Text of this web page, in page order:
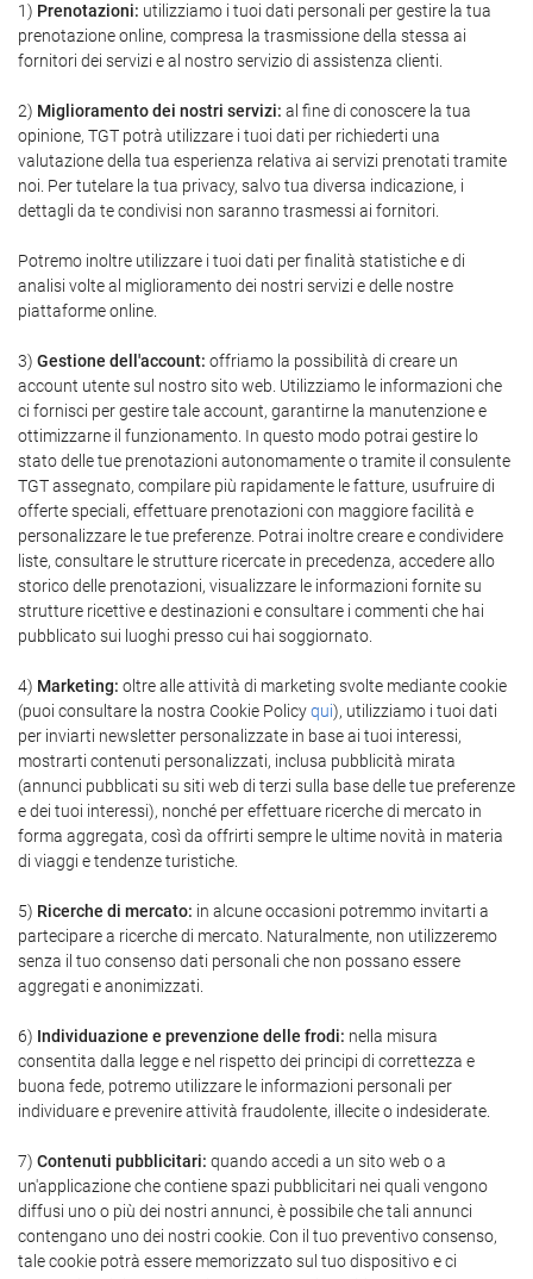
1) Prenotazioni: utilizziamo i tuoi dati personali per gestire la tua
prenotazione online, compresa la trasmissione della stessa ai
fornitori dei servizi e al nostro servizio di assistenza clienti.
2) Miglioramento dei nostri servizi: al fine di conoscere la tua
opinione, TGT potrà utilizzare i tuoi dati per richiederti una
valutazione della tua esperienza relativa ai servizi prenotati tramite
noi. Per tutelare la tua privacy, salvo tua diversa indicazione, i
dettagli da te condivisi non saranno trasmessi ai fornitori.
Potremo inoltre utilizzare i tuoi dati per finalità statistiche e di
analisi volte al miglioramento dei nostri servizi e delle nostre
piattaforme online.
3) Gestione dell'account: offriamo la possibilità di creare un
account utente sul nostro sito web. Utilizziamo le informazioni che
ci fornisci per gestire tale account, garantirne la manutenzione e
ottimizzarne il funzionamento. In questo modo potrai gestire lo
stato delle tue prenotazioni autonomamente o tramite il consulente
TGT assegnato, compilare più rapidamente le fatture, usufruire di
offerte speciali, effettuare prenotazioni con maggiore facilità e
personalizzare le tue preferenze. Potrai inoltre creare e condividere
liste, consultare le strutture ricercate in precedenza, accedere allo
storico delle prenotazioni, visualizzare le informazioni fornite su
strutture ricettive e destinazioni e consultare i commenti che hai
pubblicato sui luoghi presso cui hai soggiornato.
4) Marketing: oltre alle attività di marketing svolte mediante cookie
(puoi consultare la nostra Cookie Policyqui), utilizziamo i tuoi dati
per inviarti newsletter personalizzate in base ai tuoi interessi,
mostrarti contenuti personalizzati, inclusa pubblicità mirata
(annunci pubblicati su siti web di terzi sulla base delle tue preferenze
e dei tuoi interessi), nonché per effettuare ricerche di mercato in
forma aggregata, così da offrirti sempre le ultime novità in materia
di viaggi e tendenze turistiche.
5) Ricerche di mercato: in alcune occasioni potremmo invitarti a
partecipare a ricerche di mercato. Naturalmente, non utilizzeremo
senza il tuo consenso dati personali che non possano essere
aggregati e anonimizzati.
6) Individuazione e prevenzione delle frodi: nella misura
consentita dalla legge e nel rispetto dei principi di correttezza e
buona fede, potremo utilizzare le informazioni personali per
individuare e prevenire attività fraudolente, illecite o indesiderate.
7) Contenuti pubblicitari: quando accedi a un sito web o a
un'applicazione che contiene spazi pubblicitari nei quali vengono
diffusi uno o più dei nostri annunci, è possibile che tali annunci
contengano uno dei nostri cookie. Con il tuo preventivo consenso,
tale cookie potrà essere memorizzato sul tuo dispositivo e ci